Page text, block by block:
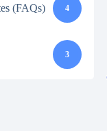
(FAQs) 4
3